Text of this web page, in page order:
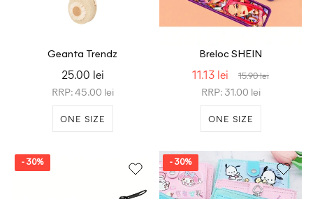
Geanta Trendz
25.00 lei
RRP: 45.00 lei
ONE SIZE
Breloc SHEIN
11.13 lei 15.90 lei
RRP: 31.00 lei
ONE SIZE
- 30% - 30%